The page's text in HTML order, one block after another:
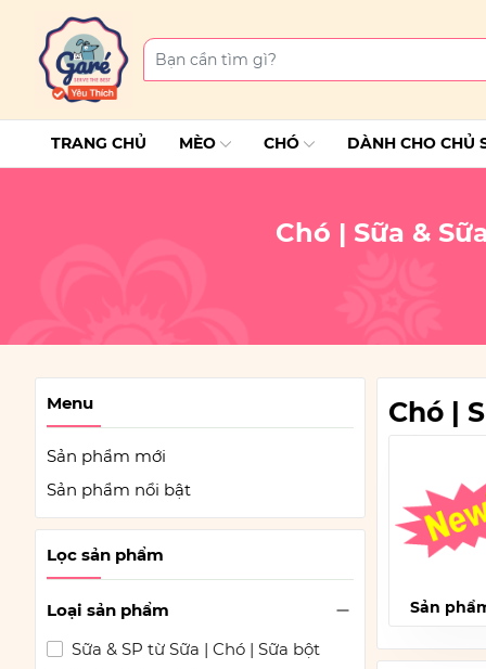
TRANG CHỦ MÈO CHÓ DÀNH CHO CHỦ
Chó | Sữa &
Menu
Sản phẩm mới
Sản phẩm nổi bật
Lọc sản phẩm
Loại sản phẩm
Sữa & SP từ Sữa | Chó | Sữa bột
Chó |
Sản